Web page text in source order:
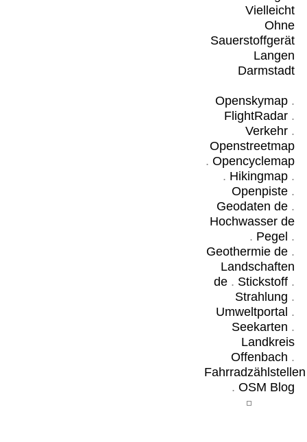
Vielleicht
Ohne
Sauerstoffgerät
Langen
Darmstadt
Openskymap.
FlightRadar.
Verkehr.
Openstreetmap
. Opencyclemap
. Hikingmap.
Openpiste.
Geodaten de.
Hochwasser de
. Pegel .
Geothermie de.
Landschaften
de. Stickstoff.
Strahlung .
Umweltportal .
Seekarten .
Landkreis
Offenbach .
Fahrradzählstellen
. OSM Blog